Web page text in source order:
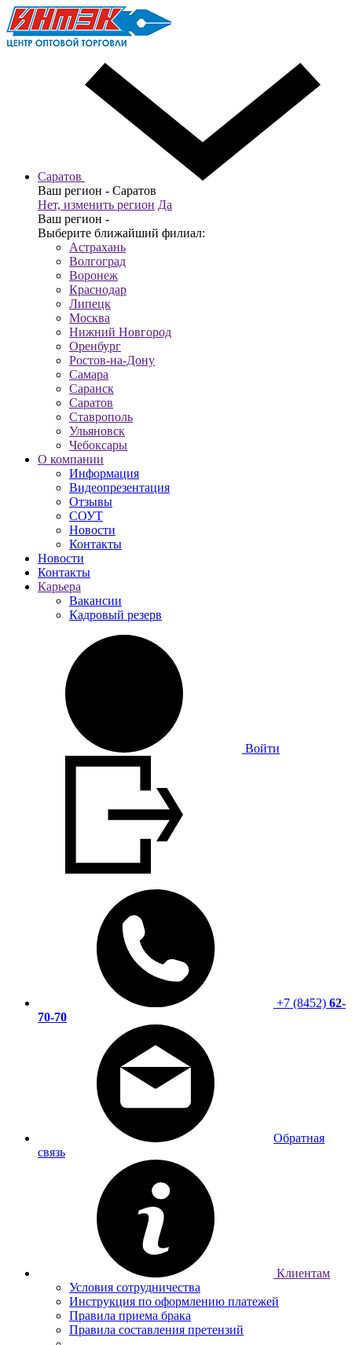
Саратов
Ваш регион - Саратов
Нет, изменить регион Да
Ваш регион -
Выберите ближайший филиал:
Астрахань
Волгоград
Воронеж
Краснодар
Липецк
Москва
Нижний Новгород
Оренбург
Ростов-на-Дону
Самара
Саранск
Саратов
Ставрополь
Ульяновск
Чебоксары
О компании
Информация
Видеопрезентация
Отзывы
СОУТ
Новости
Контакты
Новости
Контакты
Карьера
Вакансии
Кадровый резерв
Войти
+7 (8452) 62-
70-70
Обратная
связь
Клиентам
Условия сотрудничества
Инструкция по оформлению платежей
Правила приема брака
Правила составления претензий